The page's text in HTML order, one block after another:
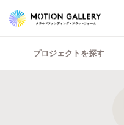
プロジェクトを探す